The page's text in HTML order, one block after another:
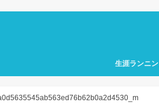
生涯ランニ